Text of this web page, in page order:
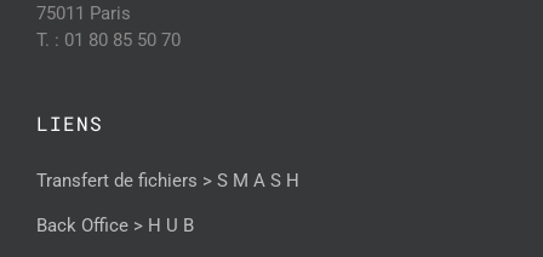
75011 Paris
T. : 01 80 85 50 70
LIENS
Transfert de fichiers > S M A S H
Back Office > H U B